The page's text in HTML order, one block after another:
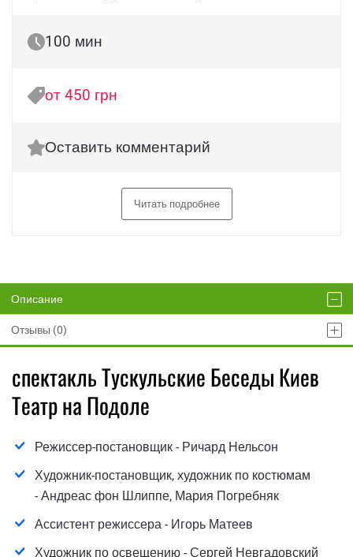
100 мин
от 450 грн
Оставить комментарий
Читать подробнее
Описание
Отзывы (0)
спектакль Тускульские Беседы Киев
Театр на Подоле
Режиссер-постановщик - Ричард Нельсон
Художник-постановщик, художник по костюмам
- Андреас фон Шлиппе, Мария Погребняк
Ассистент режиссера - Игорь Матеев
Художник по освещению - Сергей Невгадовский